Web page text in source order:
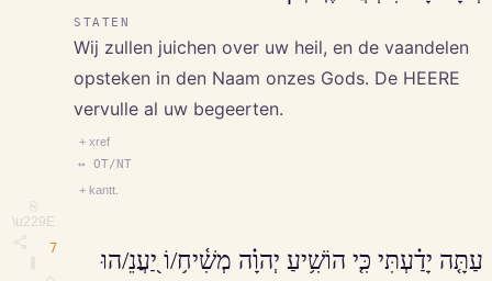
⎘
\u229E
STATEN
Wij zullen juichen over uw heil, en de vaandelen
opsteken in den Naam onzes Gods. De HEERE
vervulle al uw begeerten.
+ xref
↔ OT/NT
+ kantt.
7
עַתָּ֤ה יָדַ֗עְתִּי כִּ֤י הוֹשִׁ֥יעַ יְהוָ֗ה מְשִׁ֫יח֥/וֹ יַ֭עֲנֵ/הוּ